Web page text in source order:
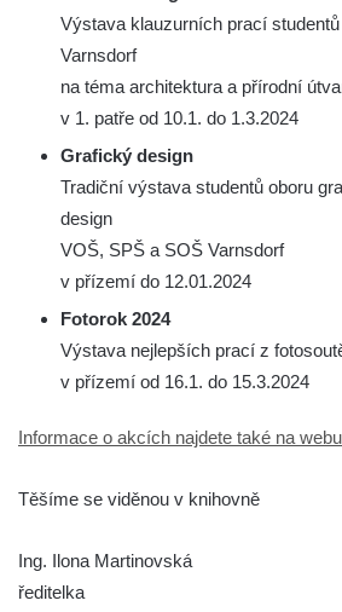
Výstava klauzurních prací
Varnsdorf
na téma architektura a přírodní
v 1. patře od 10.1. do 1.3.2024
Grafický design
Tradiční výstava studentů oboru
design
VOŠ, SPŠ a SOŠ Varnsdorf
v přízemí do 12.01.2024
Fotorok 2024
Výstava nejlepších prací z
v přízemí od 16.1. do 15.3.2024
Informace o akcích najdete také na
Těšíme se viděnou v knihovně
Ing. Ilona Martinovská
ředitelka